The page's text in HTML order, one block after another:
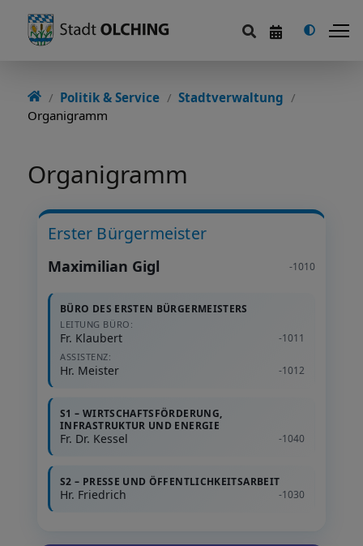
Serviceportal
Finanzen
Aktuelles
Stadtportrait
Politik & Service
Stadtverwaltung
Organigramm
Organigramm
Erster Bürgermeister
Maximilian Gigl -1010
BÜRO DES ERSTEN BÜRGERMEISTERS
LEITUNG BÜRO:
Fr. Klaubert -1011
ASSISTENZ:
Hr. Meister -1012
S1 – WIRTSCHAFTSFÖRDERUNG,
INFRASTRUKTUR UND ENERGIE
Fr. Dr. Kessel -1040
S2 – PRESSE UND ÖFFENTLICHKEITSARBEIT
Hr. Friedrich -1030